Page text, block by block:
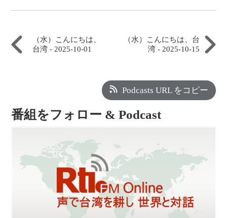
（水）こんにちは、
台湾 - 2025-10-01
（水）こんにちは、台
湾 - 2025-10-15
Podcasts URL をコピー
番組をフォロー & Podcast